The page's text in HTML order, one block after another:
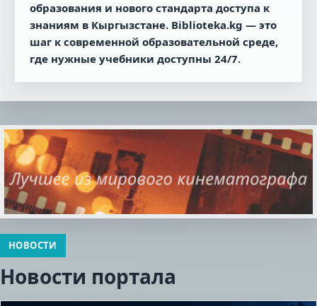
образования и нового стандарта доступа к
знаниям в Кыргызстане. Biblioteka.kg — это
шаг к современной образовательной среде,
где нужные учебники доступны 24/7.
НОВОСТИ
Новости портала